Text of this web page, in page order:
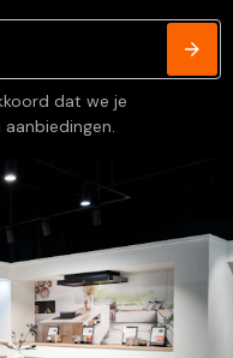
dat we je